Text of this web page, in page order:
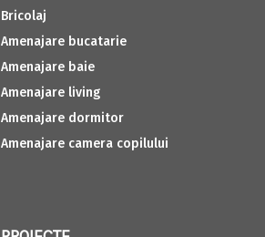
Bricolaj
Amenajare bucatarie
Amenajare baie
Amenajare living
Amenajare dormitor
Amenajare camera copilului